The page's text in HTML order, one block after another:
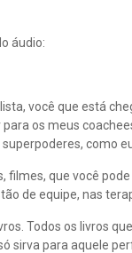
áudio:
você que está
os meus
como
filmes, que você
de equipe, nas
Todos os livros
sirva para aquele